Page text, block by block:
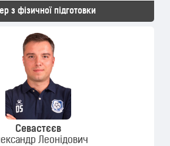
з фізичної підготовки
Севастєєв
Леонідович